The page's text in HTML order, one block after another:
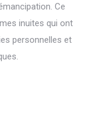
Ce
inuites qui ont
personnelles et